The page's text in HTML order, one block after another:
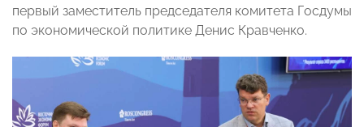
первый заместитель председателя комитета Госдумы
по экономической политике Денис Кравченко.